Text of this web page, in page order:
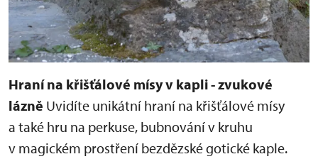
Hraní na křišťálové mísy v kapli - zvukové
lázně Uvidíte unikátní hraní na křišťálové mísy
a také hru na perkuse, bubnování v kruhu
v magickém prostření bezdězské gotické kaple.